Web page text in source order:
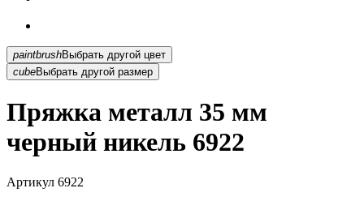
paintbrush
Выбрать другой цвет
cubeВыбрать другой размер
Пряжка металл 35 мм
черный никель 6922
Артикул 6922